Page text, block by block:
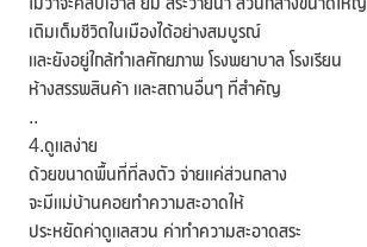
เติมเต็มชีวิตในเมืองได้อย่างสมบูรณ์
และยังอยู่ใกล้ทำเลศักยภาพ โรงพยาบาล โรงเรียน
ห้างสรรพสินค้า และสถานอื่นๆ ที่สำคัญ
..
4.ดูแลง่าย
ด้วยขนาดพื้นที่ที่ลงตัว จ่ายแค่ส่วนกลาง
จะมีแม่บ้านคอยทำความสะอาดให้
ประหยัดค่าดูแลสวน ค่าทำความสะอาดสระ